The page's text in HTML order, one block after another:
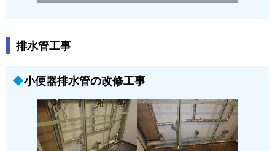
排水管工事
小便器排水管の改修工事